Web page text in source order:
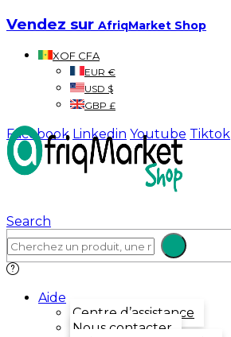
Vendez sur AfriqMarket Shop
XOF CFA
EUR €
USD $
GBP £
Facebook Linkedin Youtube Tiktok
Search
Aide
Centre d’assistance
Nous contacter